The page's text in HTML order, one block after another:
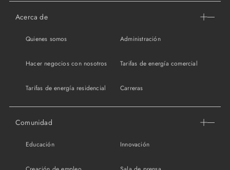
Acerca de
Quienes somos Administración
Hacer negocios con nosotros Tarifas de energía comercial
Tarifas de energía residencial Carreras
Comunidad
Educación Innovación